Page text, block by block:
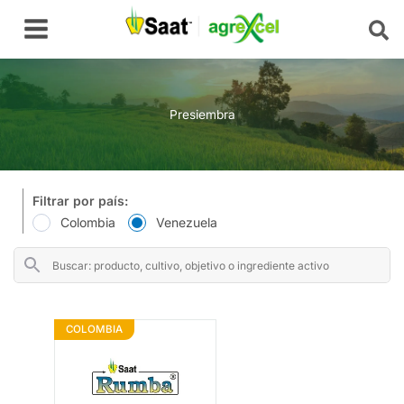
Main
Menu
Presiembra
Filtrar por país:
Colombia
Venezuela
COLOMBIA